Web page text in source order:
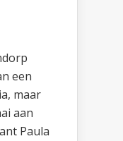
een
maar
aan
Paula